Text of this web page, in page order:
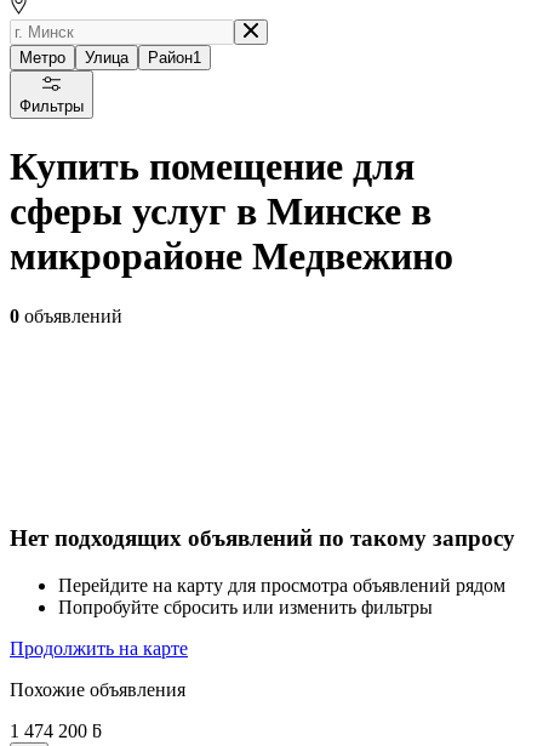
Метро Улица Район1
Фильтры
Купить помещение для
сферы услуг в Минске в
микрорайоне Медвежино
0 объявлений
Нет подходящих объявлений по такому запросу
Перейдите на карту для просмотра объявлений рядом
Попробуйте сбросить или изменить фильтры
Продолжить на карте
Похожие объявления
1 474 200 ƃ